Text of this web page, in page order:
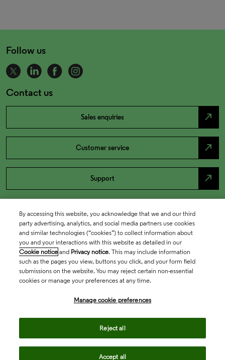
Follow us
Contact us
Sales enquiries north_east
Customer service north_east
Support north_east
By accessing this website, you acknowledge that we and our third
party advertising, analytics, and social media partners use cookies
and similar technologies (“cookies”) to collect information about
you and your interactions with this website as detailed in our
Cookie notice and Privacy notice. This may include information
such as the pages you view, buttons you click, and your form field
submissions on the website. You may reject certain non-essential
cookies or manage your preferences at any time.
Manage cookie preferences
Reject all
Accept all